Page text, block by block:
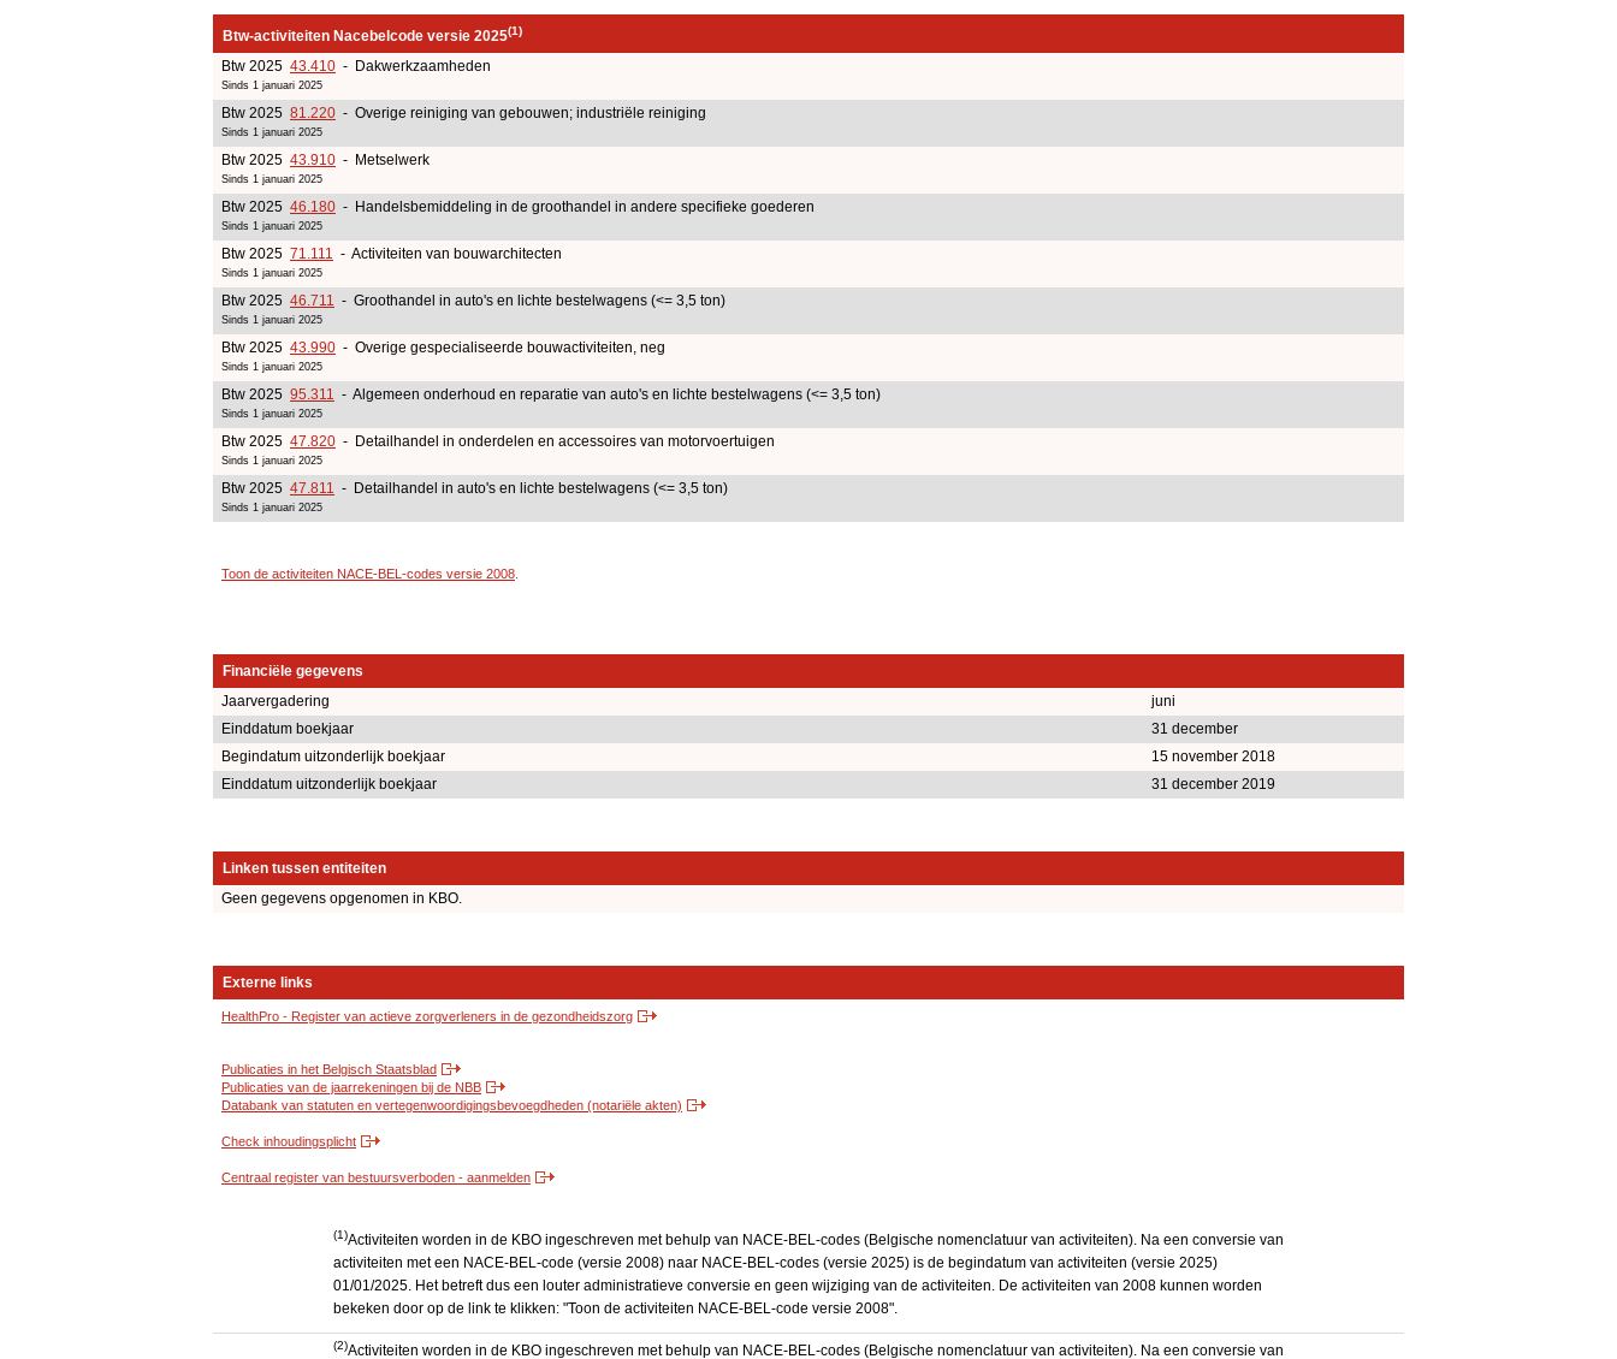
Btw-activiteiten Nacebelcode versie 2025(1)
Btw 2025 43.410 - Dakwerkzaamheden
Sinds 1 januari 2025
Btw 2025 81.220 - Overige reiniging van gebouwen; industriële reiniging
Sinds 1 januari 2025
Btw 2025 43.910 - Metselwerk
Sinds 1 januari 2025
Btw 2025 46.180 - Handelsbemiddeling in de groothandel in andere specifieke goederen
Sinds 1 januari 2025
Btw 2025 71.111 - Activiteiten van bouwarchitecten
Sinds 1 januari 2025
Btw 2025 46.711 - Groothandel in auto's en lichte bestelwagens (<= 3,5 ton)
Sinds 1 januari 2025
Btw 2025 43.990 - Overige gespecialiseerde bouwactiviteiten, neg
Sinds 1 januari 2025
Btw 2025 95.311 - Algemeen onderhoud en reparatie van auto's en lichte bestelwagens (<= 3,5 ton)
Sinds 1 januari 2025
Btw 2025 47.820 - Detailhandel in onderdelen en accessoires van motorvoertuigen
Sinds 1 januari 2025
Btw 2025 47.811 - Detailhandel in auto's en lichte bestelwagens (<= 3,5 ton)
Sinds 1 januari 2025
Toon de activiteiten NACE-BEL-codes versie 2008
Financiële gegevens
Jaarvergadering
juni
Einddatum boekjaar
31 december
Begindatum uitzonderlijk boekjaar
15 november 2018
Einddatum uitzonderlijk boekjaar
31 december 2019
Linken tussen entiteiten
Geen gegevens opgenomen in KBO.
Externe links
HealthPro - Register van actieve zorgverleners in de gezondheidszorg
Publicaties in het Belgisch Staatsblad
Publicaties van de jaarrekeningen bij de NBB
Databank van statuten en vertegenwoordigingsbevoegdheden (notariële akten)
Check inhoudingsplicht
Centraal register van bestuursverboden - aanmelden
(1)Activiteiten worden in de KBO ingeschreven met behulp van NACE-BEL-codes (Belgische nomenclatuur van activiteiten). Na een conversie van
activiteiten met een NACE-BEL-code (versie 2008) naar NACE-BEL-codes (versie 2025) is de begindatum van activiteiten (versie 2025)
01/01/2025. Het betreft dus een louter administratieve conversie en geen wijziging van de activiteiten. De activiteiten van 2008 kunnen worden
bekeken door op de link te klikken: "Toon de activiteiten NACE-BEL-code versie 2008".
(2)Activiteiten worden in de KBO ingeschreven met behulp van NACE-BEL-codes (Belgische nomenclatuur van activiteiten). Na een conversie van